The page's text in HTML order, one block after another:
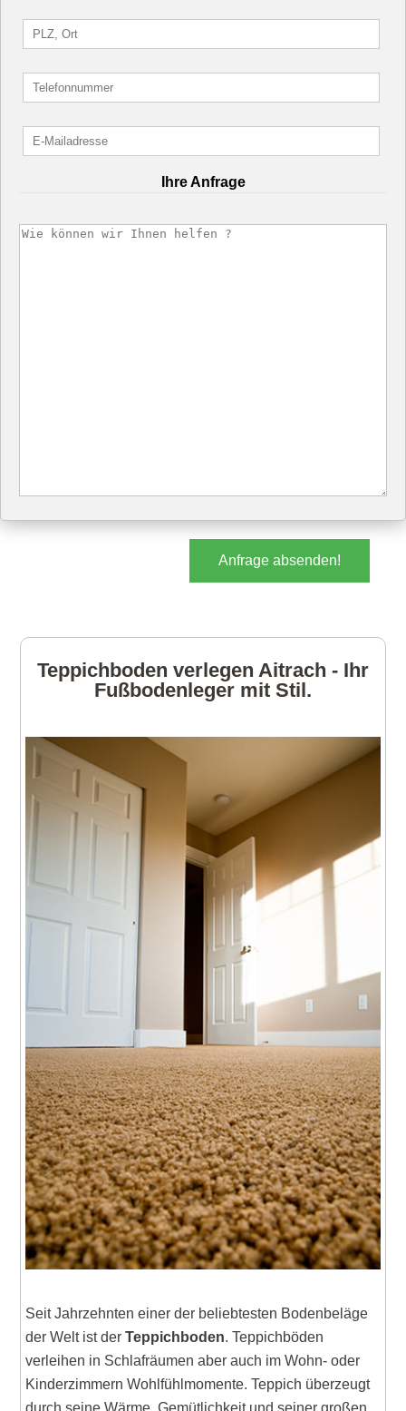
Ihre Anfrage
Anfrage absenden!
Teppichboden verlegen Aitrach - Ihr
Fußbodenleger mit Stil.
Seit Jahrzehnten einer der beliebtesten Bodenbeläge
der Welt ist derTeppichboden. Teppichböden
verleihen in Schlafräumen aber auch im Wohn- oder
Kinderzimmern Wohlfühlmomente. Teppich überzeugt
durch seine Wärme, Gemütlichkeit und seiner großen